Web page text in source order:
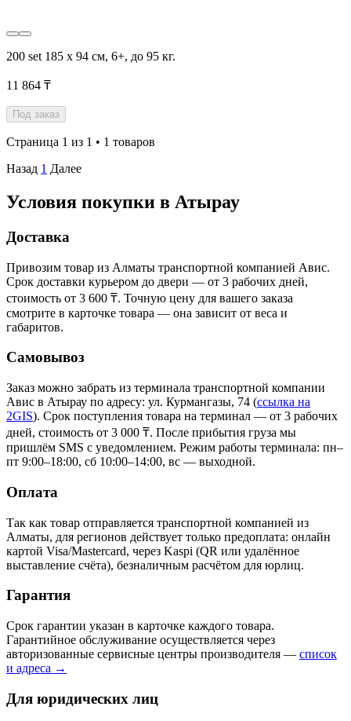
200 set 185 х 94 см, 6+, до 95 кг.
11 864 ₸
Под заказ
Страница 1 из 1 • 1 товаров
Назад 1 Далее
Условия покупки в Атырау
Доставка
Привозим товар из Алматы транспортной компанией Авис.
Срок доставки курьером до двери — от 3 рабочих дней,
стоимость от 3 600 ₸. Точную цену для вашего заказа
смотрите в карточке товара — она зависит от веса и
габаритов.
Самовывоз
Заказ можно забрать из терминала транспортной компании
Авис в Атырау по адресу: ул. Курмангазы, 74 (ссылка на
2GIS). Срок поступления товара на терминал — от 3 рабочих
дней, стоимость от 3 000 ₸. После прибытия груза мы
пришлём SMS с уведомлением. Режим работы терминала: пн–
пт 9:00–18:00, сб 10:00–14:00, вс — выходной.
Оплата
Так как товар отправляется транспортной компанией из
Алматы, для регионов действует только предоплата: онлайн
картой Visa/Mastercard, через Kaspi (QR или удалённое
выставление счёта), безналичным расчётом для юрлиц.
Гарантия
Срок гарантии указан в карточке каждого товара.
Гарантийное обслуживание осуществляется через
авторизованные сервисные центры производителя — список
и адреса →
Для юридических лиц